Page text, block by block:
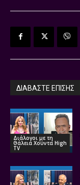
ΔΙΑΒΑΣΤΕ ΕΠΙΣΗΣ
Διάλογοι με τη
Θάλεια Χούντα High
TV